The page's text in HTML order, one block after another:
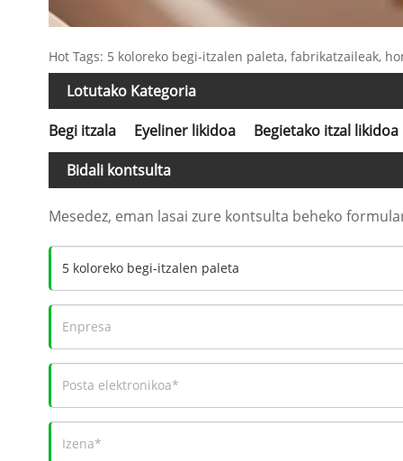
Hot Tags: 5 koloreko begi-itzalen paleta, fabrikatzaileak,
Lotutako Kategoria
Begi itzala Eyeliner likidoa Begietako itzal likidoa
Bidali kontsulta
Mesedez, eman lasai zure kontsulta beheko